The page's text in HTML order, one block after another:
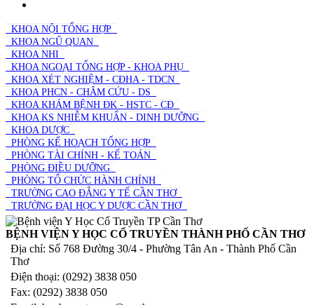
KHOA NỘI TỔNG HỢP
KHOA NGŨ QUAN
KHOA NHI
KHOA NGOẠI TỔNG HỢP - KHOA PHỤ
KHOA XÉT NGHIỆM - CĐHA - TDCN
KHOA PHCN - CHÂM CỨU - DS
KHOA KHÁM BỆNH ĐK - HSTC - CĐ
KHOA KS NHIỄM KHUẨN - DINH DƯỠNG
KHOA DƯỢC
PHÒNG KẾ HOẠCH TỔNG HỢP
PHÒNG TÀI CHÍNH - KẾ TOÁN
PHÒNG ĐIỀU DƯỠNG
PHÒNG TỔ CHỨC HÀNH CHÍNH
TRƯỜNG CAO ĐẲNG Y TẾ CẦN THƠ
TRƯỜNG ĐẠI HỌC Y DƯỢC CẦN THƠ
BỆNH VIỆN Y HỌC CỔ TRUYỀN THÀNH PHỐ CẦN THƠ
Địa chỉ: Số 768 Đường 30/4 - Phường Tân An - Thành Phố Cần
Thơ
Điện thoại: (0292) 3838 050
Fax: (0292) 3838 050